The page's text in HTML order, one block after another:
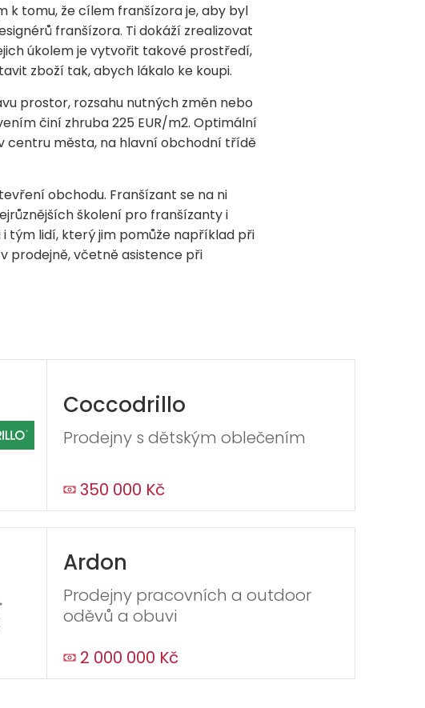
k tomu, že cílem franšízora je, aby byl
franšízora. Ti dokáží zrealizovat
úkolem je vytvořit takové prostředí,
zboží tak, abych lákalo ke koupi.
prostor, rozsahu nutných změn nebo
činí zhruba 225 EUR/m2. Optimální
centru města, na hlavní obchodní třídě
obchodu. Franšízant se na ni
školení pro franšízanty i
tým lidí, který jim pomůže například při
prodejně, včetně asistence při
Coccodrillo
Prodejny s dětským oblečením
350 000 Kč
Ardon
Prodejny pracovních a outdoor
oděvů a obuvi
2 000 000 Kč